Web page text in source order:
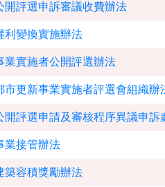
開評選申訴審議收費辦法
利變換實施辦法
業實施者公開評選辦法
市更新事業實施者評選會組織辦
開評選申請及審核程序異議申訴
業接管辦法
築容積獎勵辦法